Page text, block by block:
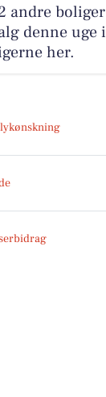
andre boliger
denne uge i
her.